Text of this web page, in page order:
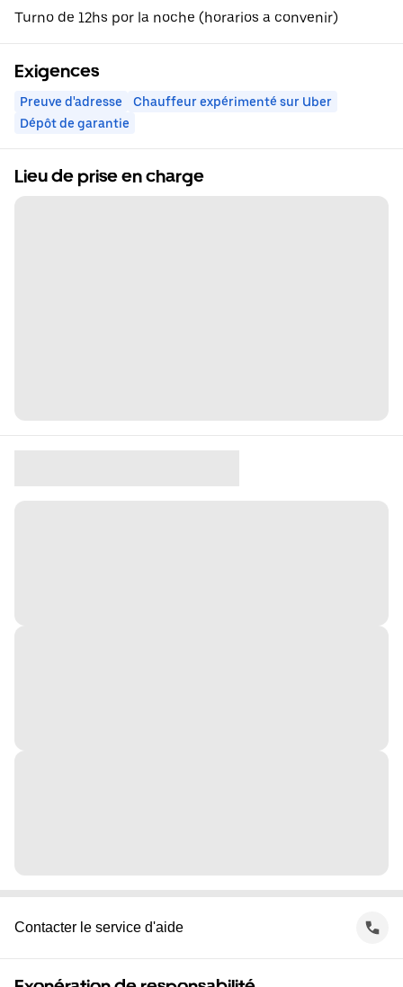
Turno de 12hs por la noche (horarios a convenir)
Exigences
Preuve d'adresse
Chauffeur expérimenté sur Uber
Dépôt de garantie
Lieu de prise en charge
Contacter le service d'aide